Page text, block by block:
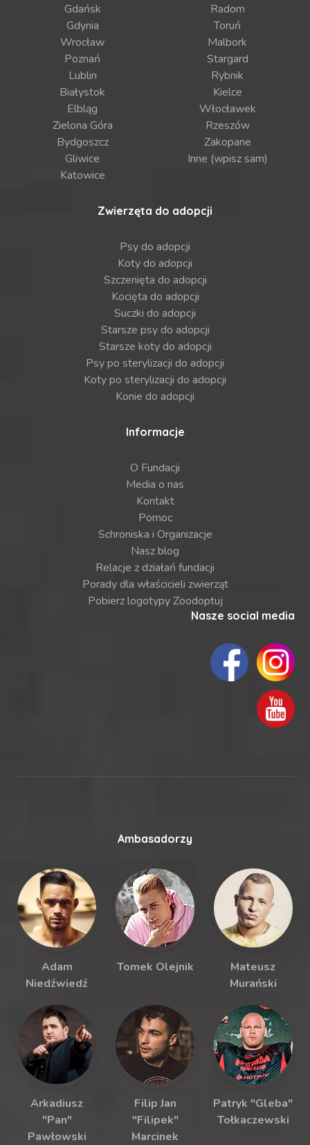
Gdańsk
Gdynia
Wrocław
Poznań
Lublin
Białystok
Elbląg
Zielona Góra
Bydgoszcz
Gliwice
Katowice
Radom
Toruń
Malbork
Stargard
Rybnik
Kielce
Włocławek
Rzeszów
Zakopane
Inne (wpisz sam)
Zwierzęta do adopcji
Psy do adopcji
Koty do adopcji
Szczenięta do adopcji
Kocięta do adopcji
Suczki do adopcji
Starsze psy do adopcji
Starsze koty do adopcji
Psy po sterylizacji do adopcji
Koty po sterylizacji do adopcji
Konie do adopcji
Informacje
O Fundacji
Media o nas
Kontakt
Pomoc
Schroniska i Organizacje
Nasz blog
Relacje z działań fundacji
Porady dla właścicieli zwierząt
Pobierz logotypy Zoodoptuj
Nasze social media
Ambasadorzy
Adam
Niedźwiedź
Tomek Olejnik
Mateusz
Murański
Arkadiusz
"Pan"
Pawłowski
Filip Jan
"Filipek"
Marcinek
Patryk "Gleba"
Tołkaczewski